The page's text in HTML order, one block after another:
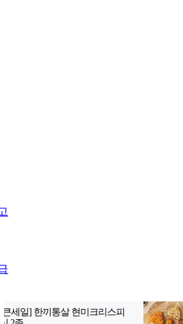
포구 상암산로 76 (상암동)
대표전화
마포구 상암산로 76 (상암동) 등록번